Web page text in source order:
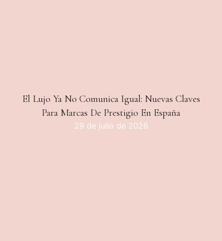
El Lujo Ya No Comunica Igual: Nuevas Claves
Para Marcas De Prestigio En España
29 de julio de 2026